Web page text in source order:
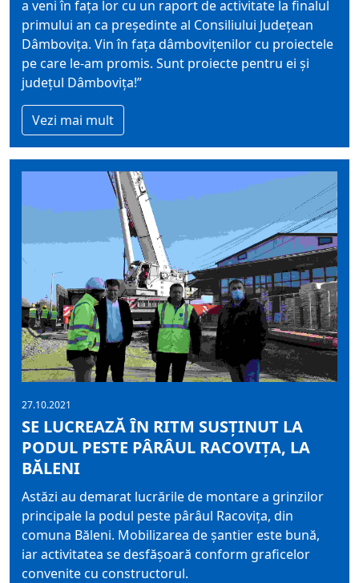
a veni în fața lor cu un raport de activitate la finalul
primului an ca președinte al Consiliului Județean
Dâmbovița. Vin în fața dâmbovițenilor cu proiectele
pe care le-am promis. Sunt proiecte pentru ei și
județul Dâmbovița!”
Vezi mai mult
27.10.2021
SE LUCREAZĂ ÎN RITM SUSȚINUT LA
PODUL PESTE PÂRÂUL RACOVIȚA, LA
BĂLENI
Astăzi au demarat lucrările de montare a grinzilor
principale la podul peste pârâul Racovița, din
comuna Băleni. Mobilizarea de șantier este bună,
iar activitatea se desfășoară conform graficelor
convenite cu constructorul.